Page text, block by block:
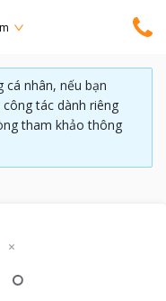
cá nhân, nếu bạn
tác dành riêng
tham khảo thông